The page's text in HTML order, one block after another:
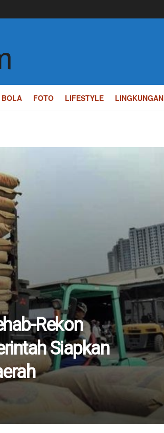
BOLA FOTO LIFESTYLE LINGKUNGAN
Rekon
Siapkan